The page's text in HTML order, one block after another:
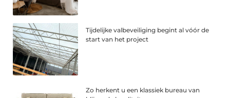
Tijdelijke valbeveiliging begint al vóór de
start van het project
Zo herkent u een klassiek bureau van